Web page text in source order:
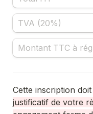
Cette inscription doit
justificatif de votre